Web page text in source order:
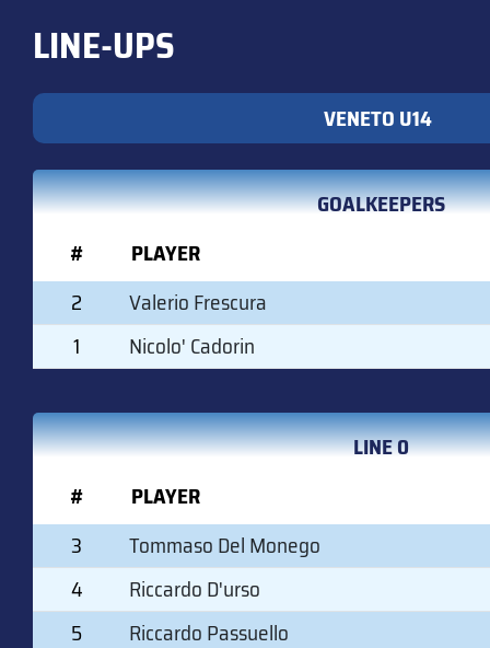
LINE-UPS
VENETO U14
GOALKEEPERS
#
PLAYER
2
Valerio Frescura
1
Nicolo' Cadorin
LINE 0
#
PLAYER
3
Tommaso Del Monego
4
Riccardo D'urso
5
Riccardo Passuello